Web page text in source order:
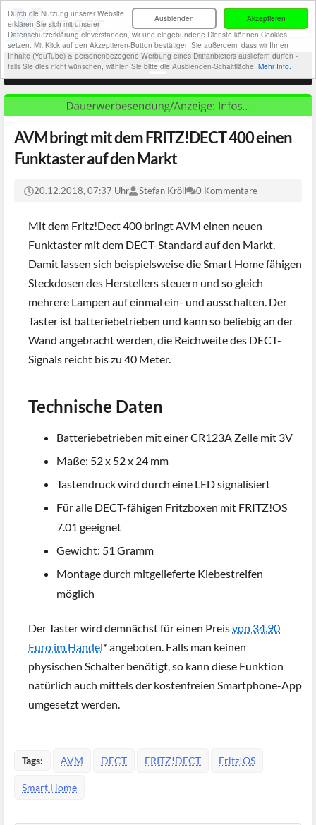
Akzeptieren
Ausblenden
Durch die Nutzung unserer Website
erklären Sie sich mit unserer
Datenschutzerklärung einverstanden, wir und eingebundene Dienste können Cookies
setzen. Mit Klick auf den Akzeptieren-Button bestätigen Sie außerdem, dass wir Ihnen
Inhalte (YouTube) & personenbezogene Werbung eines Drittanbieters ausliefern dürfen -
falls Sie dies nicht wünschen, wählen Sie bitte die Ausblenden-Schaltfläche. Mehr Info.
AVM bringt mit dem FRITZ!DECT 400 einen
Funktaster auf den Markt
20.12.2018, 07:37 Uhr Stefan Kröll 0 Kommentare
Mit dem Fritz!Dect 400 bringt AVM einen neuen
Funktaster mit dem DECT-Standard auf den Markt.
Damit lassen sich beispielsweise die Smart Home fähigen
Steckdosen des Herstellers steuern und so gleich
mehrere Lampen auf einmal ein- und ausschalten. Der
Taster ist batteriebetrieben und kann so beliebig an der
Wand angebracht werden, die Reichweite des DECT-
Signals reicht bis zu 40 Meter.
Technische Daten
Batteriebetrieben mit einer CR123A Zelle mit 3V
Maße: 52 x 52 x 24 mm
Tastendruck wird durch eine LED signalisiert
Für alle DECT-fähigen Fritzboxen mit FRITZ!OS
7.01 geeignet
Gewicht: 51 Gramm
Montage durch mitgelieferte Klebestreifen
möglich
Der Taster wird demnächst für einen Preisvon 34,90
Euro im Handel* angeboten. Falls man keinen
physischen Schalter benötigt, so kann diese Funktion
natürlich auch mittels der kostenfreien Smartphone-App
umgesetzt werden.
Tags: AVM DECT FRITZ!DECT Fritz!OS
Smart Home